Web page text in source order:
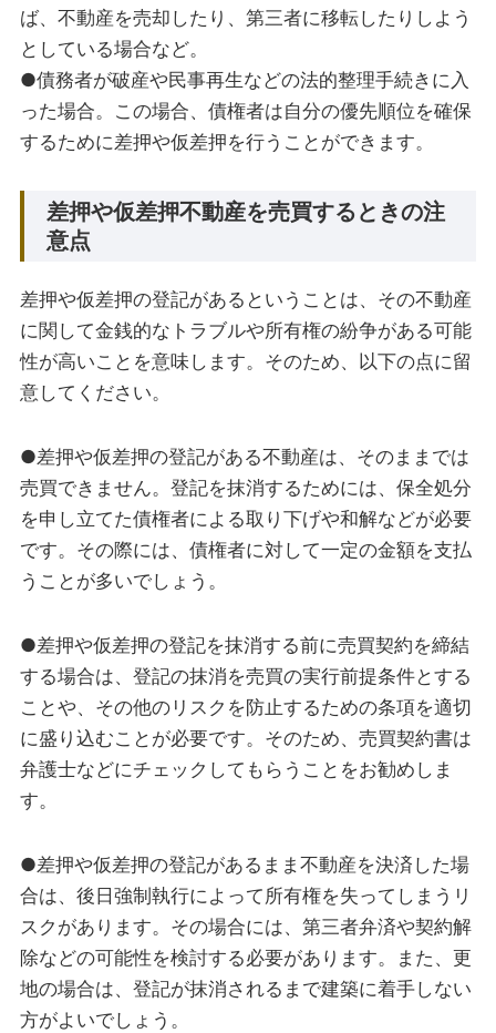
ば、不動産を売却したり、第三者に移転したりしよう
としている場合など。
●債務者が破産や民事再生などの法的整理手続きに入
った場合。この場合、債権者は自分の優先順位を確保
するために差押や仮差押を行うことができます。
差押や仮差押不動産を売買するときの注
意点
差押や仮差押の登記があるということは、その不動産
に関して金銭的なトラブルや所有権の紛争がある可能
性が高いことを意味します。そのため、以下の点に留
意してください。
●差押や仮差押の登記がある不動産は、そのままでは
売買できません。登記を抹消するためには、保全処分
を申し立てた債権者による取り下げや和解などが必要
です。その際には、債権者に対して一定の金額を支払
うことが多いでしょう。
●差押や仮差押の登記を抹消する前に売買契約を締結
する場合は、登記の抹消を売買の実行前提条件とする
ことや、その他のリスクを防止するための条項を適切
に盛り込むことが必要です。そのため、売買契約書は
弁護士などにチェックしてもらうことをお勧めしま
す。
●差押や仮差押の登記があるまま不動産を決済した場
合は、後日強制執行によって所有権を失ってしまうリ
スクがあります。その場合には、第三者弁済や契約解
除などの可能性を検討する必要があります。また、更
地の場合は、登記が抹消されるまで建築に着手しない
方がよいでしょう。